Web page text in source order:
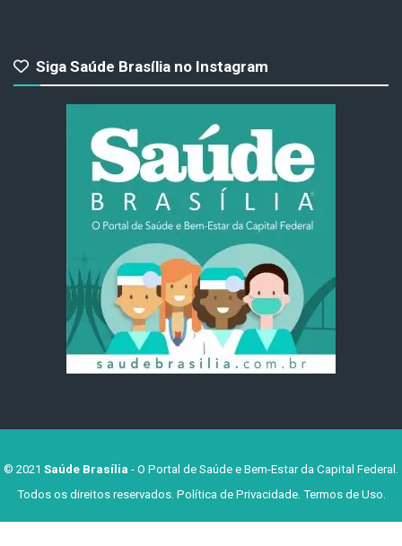
Siga Saúde Brasília no Instagram
© 2021 Saúde Brasília - O Portal de Saúde e Bem-Estar da Capital Federal.
Todos os direitos reservados. Política de Privacidade. Termos de Uso